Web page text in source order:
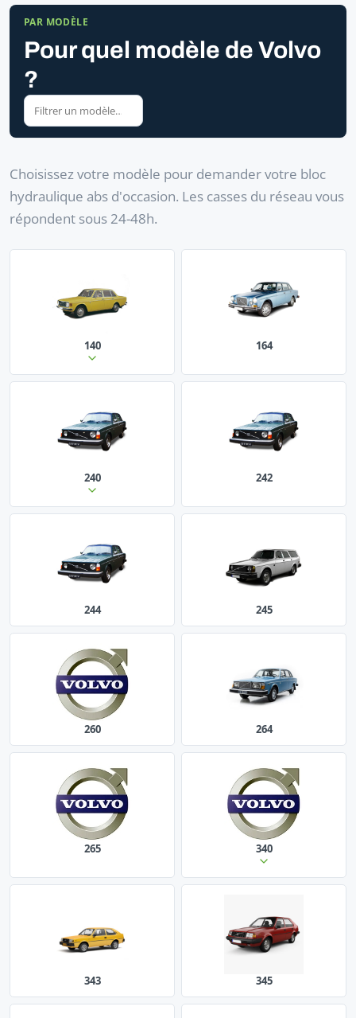
PAR MODÈLE
Pour quel modèle de Volvo
?
Choisissez votre modèle pour demander votre bloc
hydraulique abs d'occasion. Les casses du réseau vous
répondent sous 24-48h.
140 164
240 242
244 245
260 264
265 340
343 345